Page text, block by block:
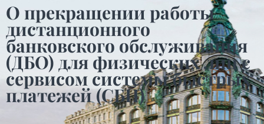
О прекращении работы
дистанционного
банковского обслуживания
(ДБО) для физических лиц с
сервисом системы быстрых
платежей (СБП)